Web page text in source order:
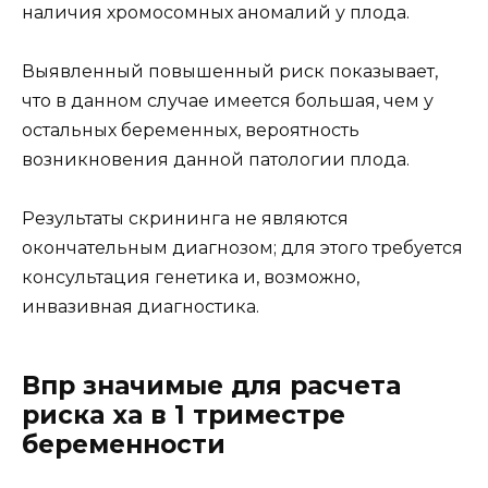
наличия хромосомных аномалий у плода.
Выявленный повышенный риск показывает,
что в данном случае имеется большая, чем у
остальных беременных, вероятность
возникновения данной патологии плода.
Результаты скрининга не являются
окончательным диагнозом; для этого требуется
консультация генетика и, возможно,
инвазивная диагностика.
Впр значимые для расчета
риска ха в 1 триместре
беременности